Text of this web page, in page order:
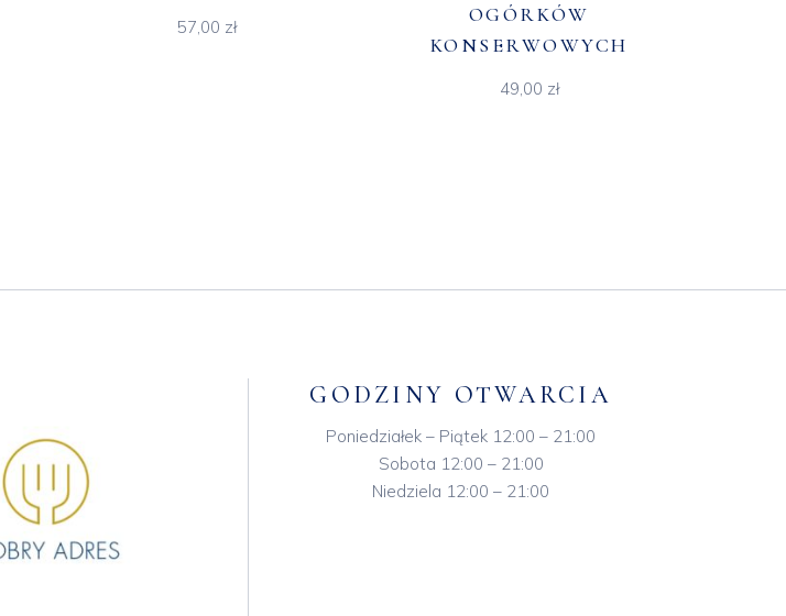
57,00 zł
OGÓRKÓW
KONSERWOWYCH
49,00 zł
GODZINY OTWARCIA
Poniedziałek – Piątek 12:00 – 21:00
Sobota 12:00 – 21:00
Niedziela 12:00 – 21:00